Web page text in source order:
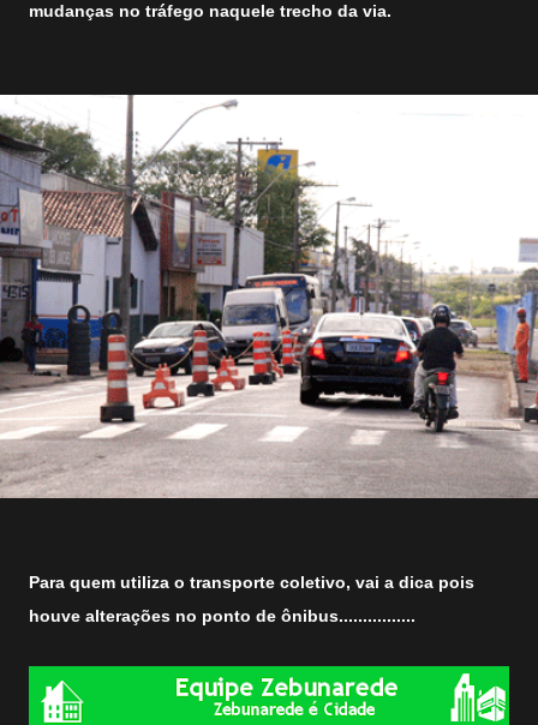
mudanças no tráfego naquele trecho da via.
Para quem utiliza o transporte coletivo, vai a dica pois
houve alterações no ponto de ônibus................